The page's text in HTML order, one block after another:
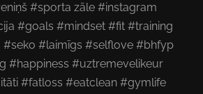
#sporta zāle #instagram
#goals #mindset #fit #training
#seko #laimīgs #selflove #bhfyp
#happiness #uztremevelikeur
#fatloss #eatclean #gymlife